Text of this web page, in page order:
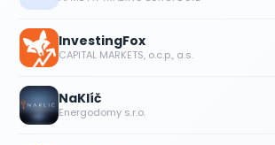
InvestingFox
CAPITAL MARKETS, o.c.p., a.s.
NaKlíč
Energodomy s.r.o.
7 SRPNA, 2026